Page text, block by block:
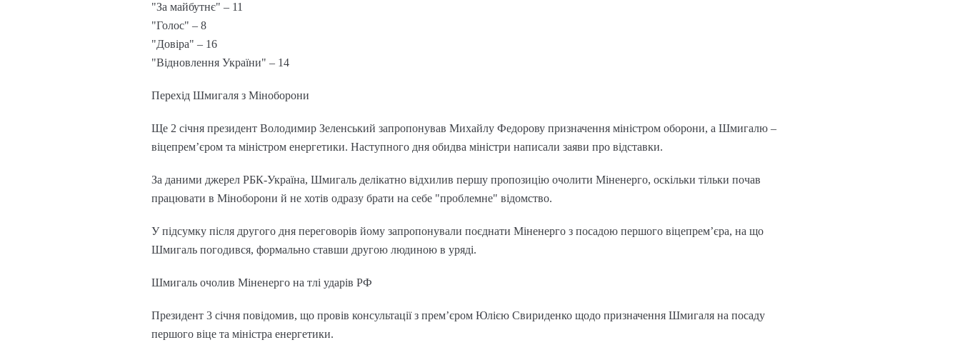
"За майбутнє" – 11
"Голос" – 8
"Довіра" – 16
"Відновлення України" – 14
Перехід Шмигаля з Міноборони
Ще 2 січня президент Володимир Зеленський запропонував Михайлу Федорову призначення міністром оборони, а Шмигалю –
віцепрем’єром та міністром енергетики. Наступного дня обидва міністри написали заяви про відставки.
За даними джерел РБК-Україна, Шмигаль делікатно відхилив першу пропозицію очолити Міненерго, оскільки тільки почав
працювати в Міноборони й не хотів одразу брати на себе "проблемне" відомство.
У підсумку після другого дня переговорів йому запропонували поєднати Міненерго з посадою першого віцепрем’єра, на що
Шмигаль погодився, формально ставши другою людиною в уряді.
Шмигаль очолив Міненерго на тлі ударів РФ
Президент 3 січня повідомив, що провів консультації з премʼєром Юлією Свириденко щодо призначення Шмигаля на посаду
першого віце та міністра енергетики.